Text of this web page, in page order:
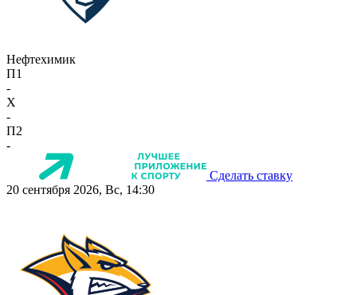
Нефтехимик
П1
-
X
-
П2
-
Сделать ставку
20 сентября 2026, Вс, 14:30